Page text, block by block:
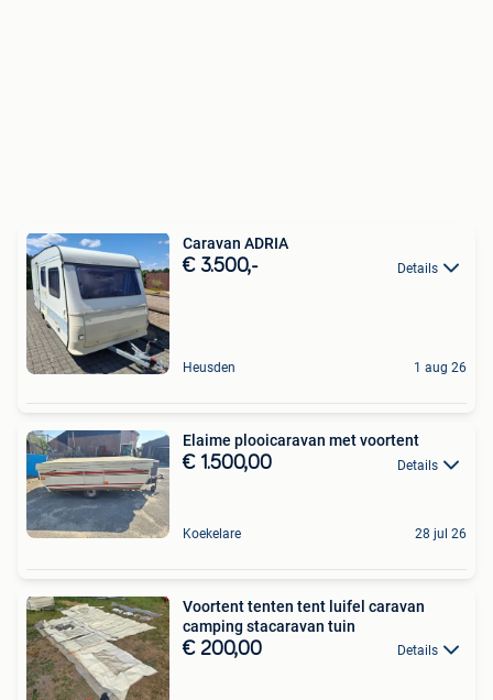
Caravan ADRIA
€ 3.500,- Details
Heusden 1 aug 26
Elaime plooicaravan met voortent
€ 1.500,00 Details
Koekelare 28 jul 26
Voortent tenten tent luifel caravan
camping stacaravan tuin
€ 200,00 Details